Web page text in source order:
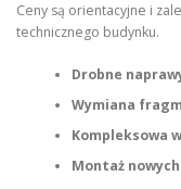
Ceny są orientacyjne i
technicznego budynku.
Drobne
Wymiana
Kompleksowa
Montaż